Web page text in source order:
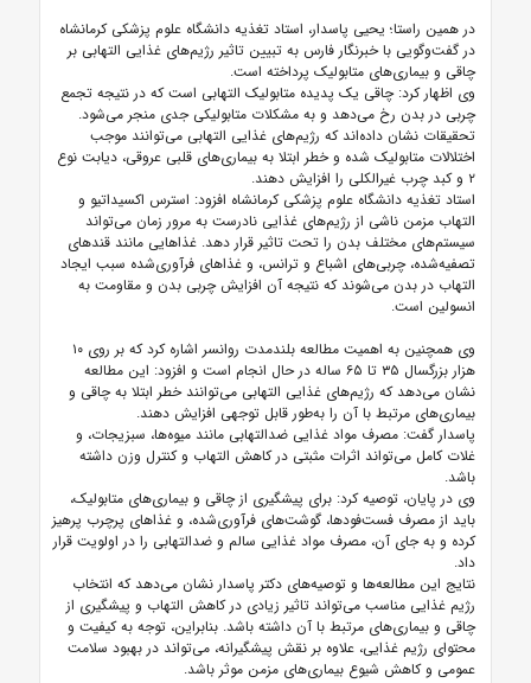
در همین راستا؛ یحیی پاسدار، استاد تغذیه دانشگاه علوم پزشکی کرمانشاه
در گفت‌وگویی با خبرنگار فارس به تبیین تاثیر رژیم‌های غذایی التهابی بر
چاقی و بیماری‌های متابولیک پرداخته است.
وی اظهار کرد: چاقی یک پدیده متابولیک التهابی است که در نتیجه تجمع
چربی در بدن رخ می‌دهد و به مشکلات متابولیکی جدی منجر می‌شود.
تحقیقات نشان داده‌اند که رژیم‌های غذایی التهابی می‌توانند موجب
اختلالات متابولیک شده و خطر ابتلا به بیماری‌های قلبی عروقی، دیابت نوع
۲ و کبد چرب غیرالکلی را افزایش دهند.
استاد تغذیه دانشگاه علوم پزشکی کرمانشاه افزود: استرس اکسیداتیو و
التهاب مزمن ناشی از رژیم‌های غذایی نادرست به مرور زمان می‌تواند
سیستم‌های مختلف بدن را تحت تاثیر قرار دهد. غذاهایی مانند قندهای
تصفیه‌شده، چربی‌های اشباع و ترانس، و غذاهای فرآوری‌شده سبب ایجاد
التهاب در بدن می‌شوند که نتیجه آن افزایش چربی بدن و مقاومت به
انسولین است.
وی همچنین به اهمیت مطالعه بلندمدت روانسر اشاره کرد که بر روی ۱۰
هزار بزرگسال ۳۵ تا ۶۵ ساله در حال انجام است و افزود: این مطالعه
نشان می‌دهد که رژیم‌های غذایی التهابی می‌توانند خطر ابتلا به چاقی و
بیماری‌های مرتبط با آن را به‌طور قابل توجهی افزایش دهند.
پاسدار گفت: مصرف مواد غذایی ضدالتهابی مانند میوه‌ها، سبزیجات، و
غلات کامل می‌تواند اثرات مثبتی در کاهش التهاب و کنترل وزن داشته
باشد.
وی در پایان، توصیه کرد: برای پیشگیری از چاقی و بیماری‌های متابولیک،
باید از مصرف فست‌فودها، گوشت‌های فرآوری‌شده، و غذاهای پرچرب پرهیز
کرده و به جای آن، مصرف مواد غذایی سالم و ضدالتهابی را در اولویت قرار
داد.
نتایج این مطالعه‌ها و توصیه‌های دکتر پاسدار نشان می‌دهد که انتخاب
رژیم غذایی مناسب می‌تواند تاثیر زیادی در کاهش التهاب و پیشگیری از
چاقی و بیماری‌های مرتبط با آن داشته باشد. بنابراین، توجه به کیفیت و
محتوای رژیم غذایی، علاوه بر نقش پیشگیرانه، می‌تواند در بهبود سلامت
عمومی و کاهش شیوع بیماری‌های مزمن موثر باشد.